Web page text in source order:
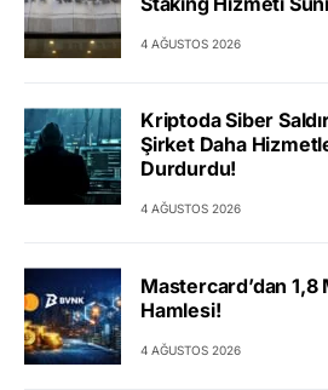
4 AĞUSTOS 2026
Kriptoda Siber
Şirket Daha
Durdurdu!
4 AĞUSTOS 2026
Mastercard’dan
Hamlesi!
4 AĞUSTOS 2026